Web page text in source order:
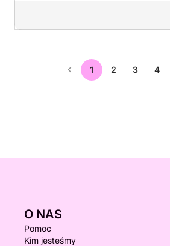
1 2 3 4
O NAS
Pomoc
Kim jesteśmy